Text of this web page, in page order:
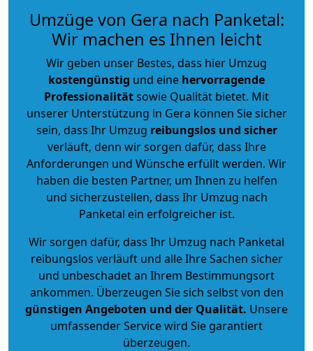
Umzüge von Gera nach Panketal:
Wir machen es Ihnen leicht
Wir geben unser Bestes, dass hier Umzug
kostengünstig und eine hervorragende
Professionalitätsowie Qualität bietet. Mit
unserer Unterstützung in Gera können Sie sicher
sein, dass Ihr Umzug reibungslos und sicher
verläuft, denn wir sorgen dafür, dass Ihre
Anforderungen und Wünsche erfüllt werden. Wir
haben die besten Partner, um Ihnen zu helfen
und sicherzustellen, dass Ihr Umzug nach
Panketal ein erfolgreicher ist.
Wir sorgen dafür, dass Ihr Umzug nach Panketal
reibungslos verläuft und alle Ihre Sachen sicher
und unbeschadet an Ihrem Bestimmungsort
ankommen. Überzeugen Sie sich selbst von den
günstigen Angeboten und der Qualität. Unsere
umfassender Service wird Sie garantiert
überzeugen.